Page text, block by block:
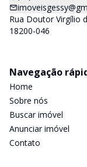
Rua Doutor Virgílio
18200-046
Navegação
Home
Sobre nós
Buscar imóvel
Anunciar imóvel
Contato